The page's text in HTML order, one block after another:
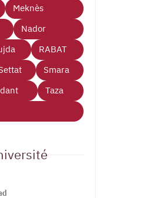
Meknès
Nador
RABAT
Smara
Taza